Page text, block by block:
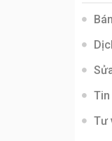
Tin
Tư